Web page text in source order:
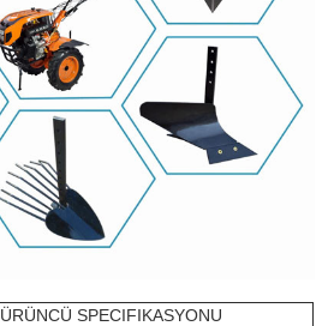
ÜRÜNCÜ SPECIFIKASYONU